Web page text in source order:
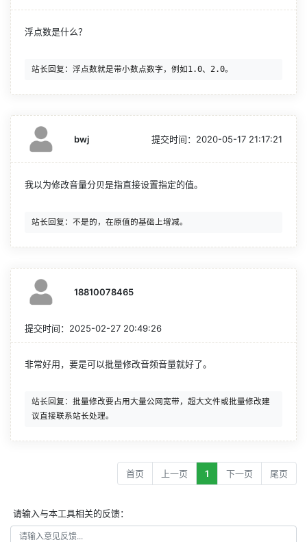
浮点数是什么？
bwj 提交时间： 2020-05-17 21:17:21
我以为修改音量分贝是指直接设置指定的值。
18810078465
提交时间： 2025-02-27 20:49:26
非常好用，要是可以批量修改音频音量就好了。
站长回复：批量修改要占用大量公网宽带，超大文件或批量修改建
首页 上一页 1 下一页 尾页
请输入与本工具相关的反馈：